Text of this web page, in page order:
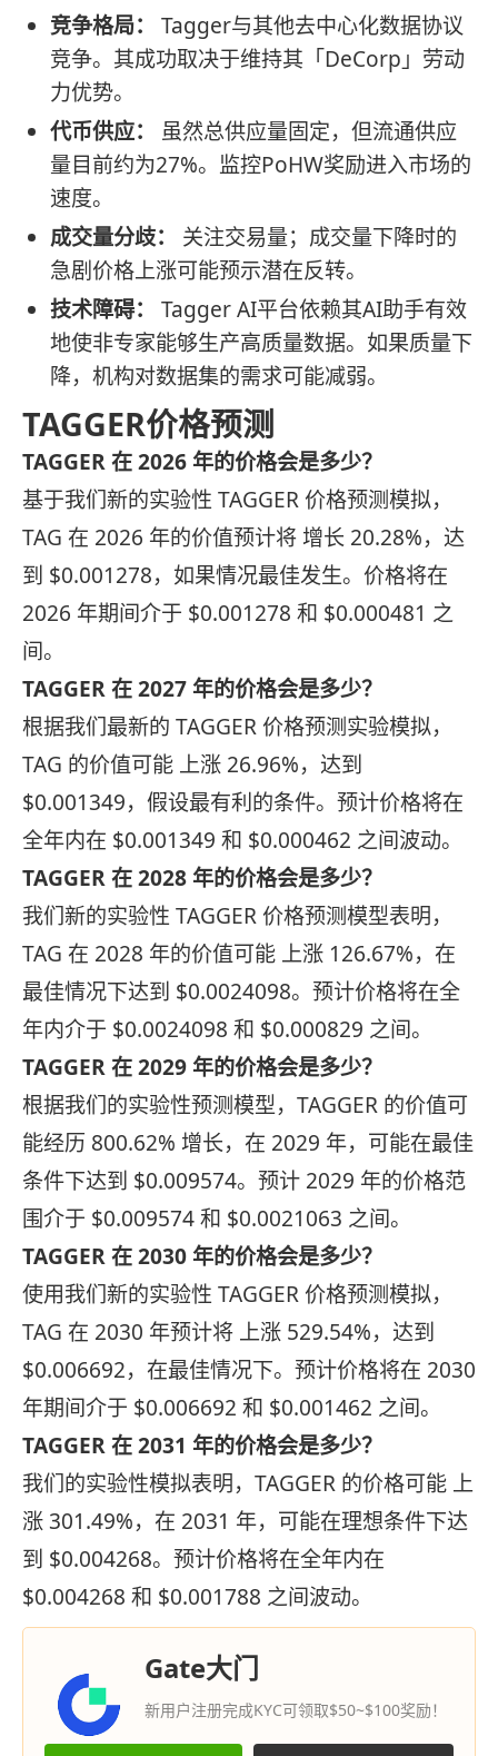
竞争格局：
Tagger与其他去中心化数据协议
竞争。其成功取决于维持其「DeCorp」劳动
力优势。
代币供应：
虽然总供应量固定，但流通供应
量目前约为27%。监控PoHW奖励进入市场的
速度。
成交量分歧：
关注交易量；成交量下降时的
急剧价格上涨可能预示潜在反转。
技术障碍：
Tagger AI平台依赖其AI助手有效
地使非专家能够生产高质量数据。如果质量下
降，机构对数据集的需求可能减弱。
TAGGER价格预测
TAGGER 在 2026 年的价格会是多少？
基于我们新的实验性 TAGGER 价格预测模拟，
TAG 在 2026 年的价值预计将 增长 20.28%，达
到 $0.001278，如果情况最佳发生。价格将在
2026 年期间介于 $0.001278 和 $0.000481 之
间。
TAGGER 在 2027 年的价格会是多少？
根据我们最新的 TAGGER 价格预测实验模拟，
TAG 的价值可能 上涨 26.96%，达到
$0.001349，假设最有利的条件。预计价格将在
全年内在 $0.001349 和 $0.000462 之间波动。
TAGGER 在 2028 年的价格会是多少？
我们新的实验性 TAGGER 价格预测模型表明，
TAG 在 2028 年的价值可能 上涨 126.67%，在
最佳情况下达到 $0.0024098。预计价格将在全
年内介于 $0.0024098 和 $0.000829 之间。
TAGGER 在 2029 年的价格会是多少？
根据我们的实验性预测模型，TAGGER 的价值可
能经历 800.62% 增长，在 2029 年，可能在最佳
条件下达到 $0.009574。预计 2029 年的价格范
围介于 $0.009574 和 $0.0021063 之间。
TAGGER 在 2030 年的价格会是多少？
使用我们新的实验性 TAGGER 价格预测模拟，
TAG 在 2030 年预计将 上涨 529.54%，达到
$0.006692，在最佳情况下。预计价格将在 2030
年期间介于 $0.006692 和 $0.001462 之间。
TAGGER 在 2031 年的价格会是多少？
我们的实验性模拟表明，TAGGER 的价格可能 上
涨 301.49%，在 2031 年，可能在理想条件下达
到 $0.004268。预计价格将在全年内在
$0.004268 和 $0.001788 之间波动。
Gate大门
新用户注册完成KYC可领取$50~$100奖励！